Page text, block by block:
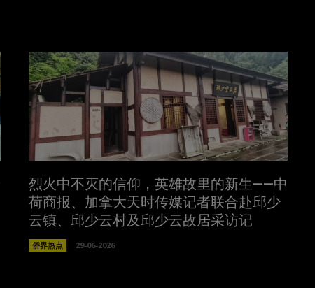
烈火中不灭的信仰，英雄故里的新生——中
荷商报、加拿大天时传媒记者联合赴邱少
云镇、邱少云村及邱少云故居采访记
侨界热点 29-06-2026